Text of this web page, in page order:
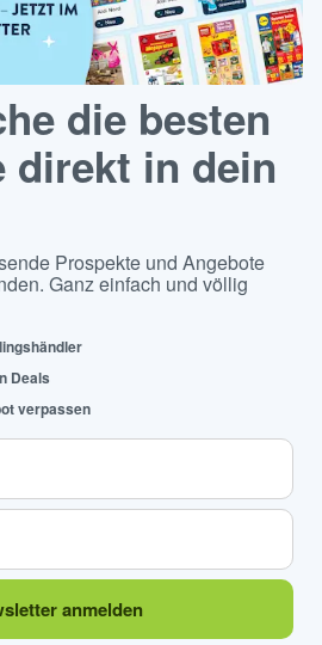
die besten
direkt in dein
Prospekte und Angebote
Ganz einfach und völlig
Deals
verpassen
anmelden